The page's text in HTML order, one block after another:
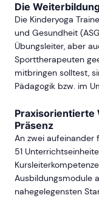
Die
Die Kinderyoga
und Gesundheit
Übungsleiter, aber
Sporttherapeuten
mitbringen solltest,
Pädagogik bzw. im
Praxisorientierte
Präsenz
An zwei aufeinander
51
Ausbildungsmodule
nahegelegensten